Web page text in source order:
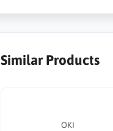
Similar Products
OKI